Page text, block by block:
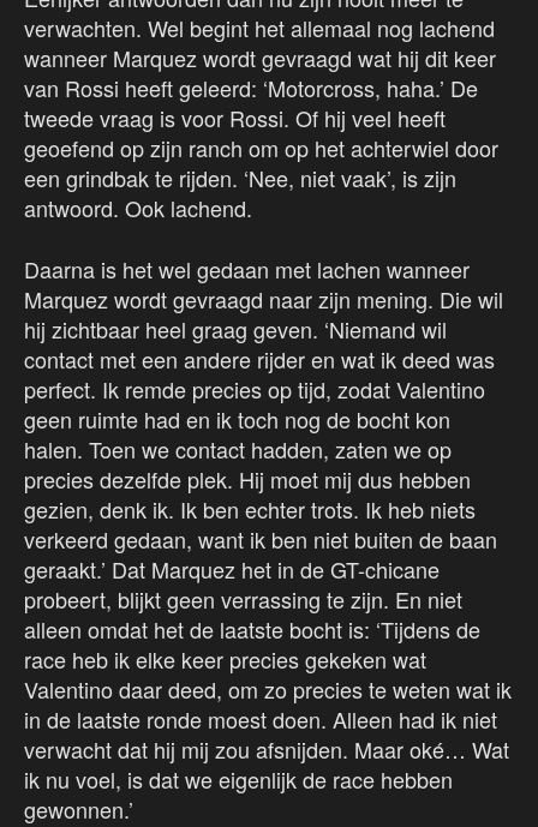
verwachten. Wel begint het allemaal nog lachend
wanneer Marquez wordt gevraagd wat hij dit keer
van Rossi heeft geleerd: ‘Motorcross, haha.’ De
tweede vraag is voor Rossi. Of hij veel heeft
geoefend op zijn ranch om op het achterwiel door
een grindbak te rijden. ‘Nee, niet vaak’, is zijn
antwoord. Ook lachend.
Daarna is het wel gedaan met lachen wanneer
Marquez wordt gevraagd naar zijn mening. Die wil
hij zichtbaar heel graag geven. ‘Niemand wil
contact met een andere rijder en wat ik deed was
perfect. Ik remde precies op tijd, zodat Valentino
geen ruimte had en ik toch nog de bocht kon
halen. Toen we contact hadden, zaten we op
precies dezelfde plek. Hij moet mij dus hebben
gezien, denk ik. Ik ben echter trots. Ik heb niets
verkeerd gedaan, want ik ben niet buiten de baan
geraakt.’ Dat Marquez het in de GT-chicane
probeert, blijkt geen verrassing te zijn. En niet
alleen omdat het de laatste bocht is: ‘Tijdens de
race heb ik elke keer precies gekeken wat
Valentino daar deed, om zo precies te weten wat ik
in de laatste ronde moest doen. Alleen had ik niet
verwacht dat hij mij zou afsnijden. Maar oké… Wat
ik nu voel, is dat we eigenlijk de race hebben
gewonnen.’